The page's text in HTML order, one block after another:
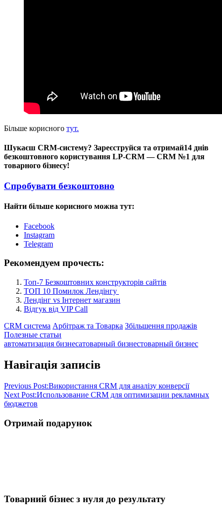
Більше корисного тут.
Шукаєш CRM-систему? Зареєструйся та отримай14 днів
безкоштовного користування LP-CRM — CRM №1 для
товарного бізнесу!
Спробувати безкоштовно
Найти більше корисного можна тут:
Facebook
Instagram
Telegram
Рекомендуем прочесть:
Топ-7 Безкоштовних конструкторів сайтів
ТОП 10 Помилок Лендінгу
Лендінг vs Інтернет магазин
Відгук від VIP Call
CRM система Арбітраж та Товарка Збільшення продажів
Полезные статьи
автоматизация бизнесатоварный бизнестоварный бизнес
Навігація записів
Previous Post:Використання CRM для аналізу конверсії
Next Post:Использование CRM для оптимизации рекламных
бюджетов
Отримай подарунок
Товарний бізнес з нуля до результату